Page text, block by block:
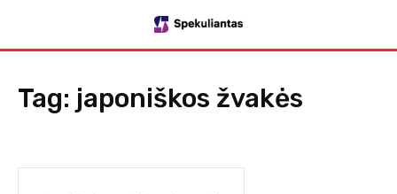
Tag: japoniškos žvakės